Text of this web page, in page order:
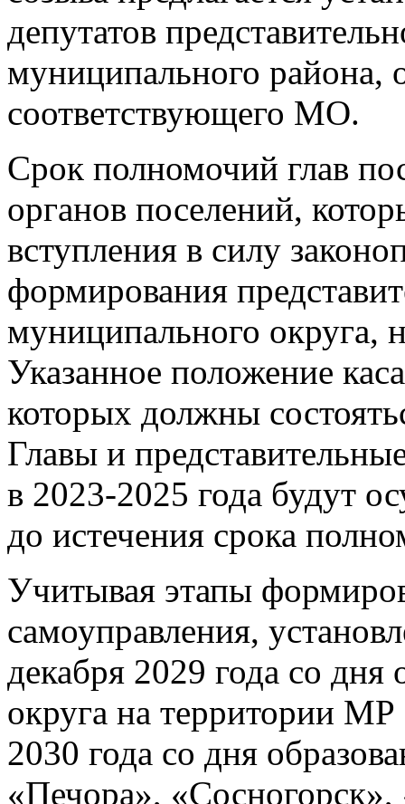
депутатов
муниципального района,
соответствующего МО.
Срок полномочий глав
органов поселений,
вступления в силу
формирования
муниципального округа,
Указанное положение
которых должны
Главы и
в 2023-2025 года будут
до истечения срока
Учитывая этапы
самоуправления,
декабря 2029 года со
округа на территории
2030 года со дня
«Печора»,